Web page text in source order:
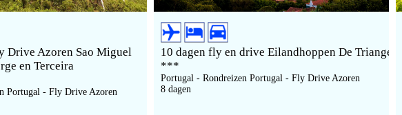
Drive Azoren Sao Miguel
en Terceira
Portugal - Fly Drive Azoren
10 dagen fly en drive Eilandhoppen De Triangel
***
Portugal - Rondreizen Portugal - Fly Drive Azoren
8 dagen